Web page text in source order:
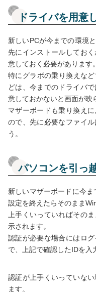
ドライバを用意
新しいPCが今までの環境
先にインストールしてお
意しておく必要があります。
特にグラボの乗り換えな
どは、今までのドライバ
意しておかないと画面が映
マザーボードも乗り換え
ので、先に必要なファイ
う。
パソコンを引っ
新しいマザーボードに今
設定を終えたらそのまま
上手くいっていればその
示されます。
認証が必要な場合にはロ
で、上記で確認したIDを入
認証が上手くいっていな
ます。